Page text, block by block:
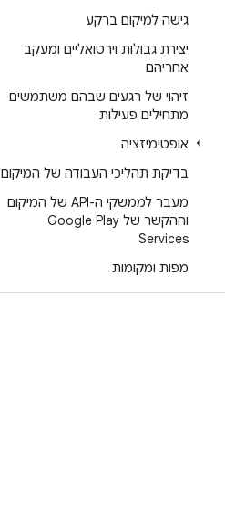
גישה למיקום ברקע
יצירת גבולות וירטואליים ומעקב
אחריהם
זיהוי של רגעים שבהם משתמשים
מתחילים פעילות
אופטימיזציה
בדיקת תהליכי העבודה של המיקום
מעבר לממשקי ה-API של המיקום
וההקשר של Google Play
Services
מפות ומקומות